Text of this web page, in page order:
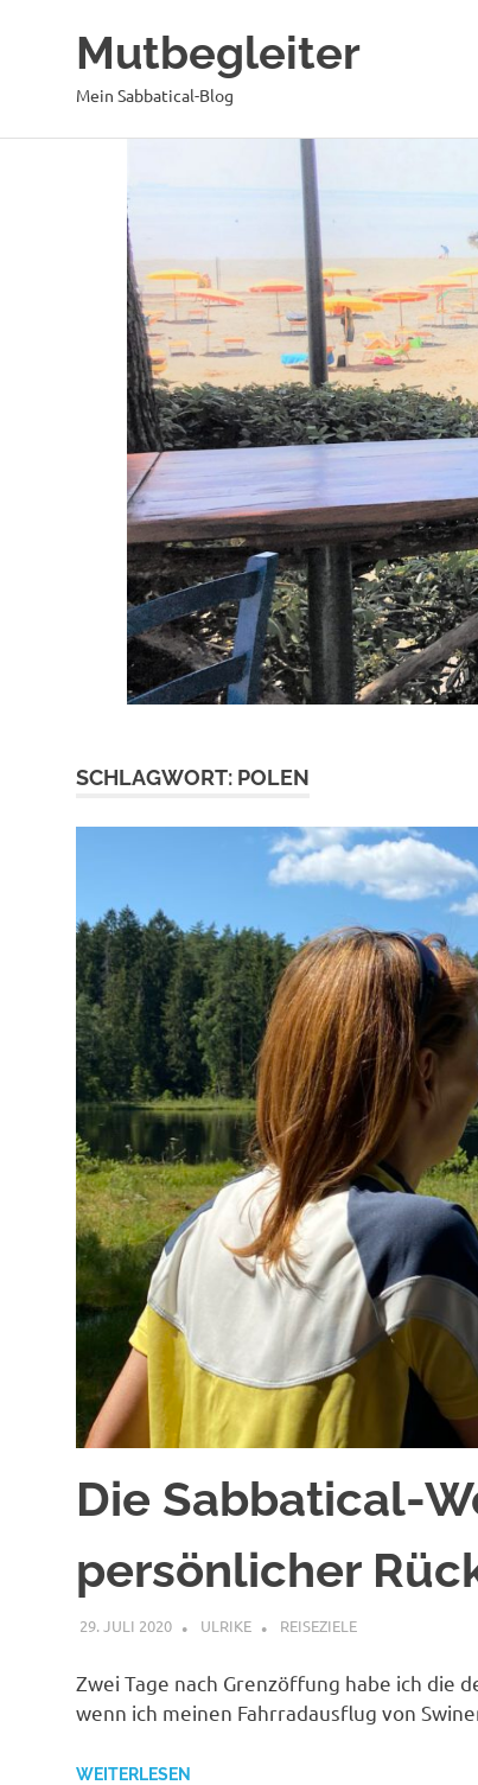
Mutbegleiter
Mein Sabbatical-Blog
SCHLAGWORT: POLEN
Die Sabbatical-
persönlicher
29. JULI 2020 ULRIKE REISEZIELE
Zwei Tage nach Grenzöffung habe ich die
wenn ich meinen Fahrradausflug von
WEITERLESEN